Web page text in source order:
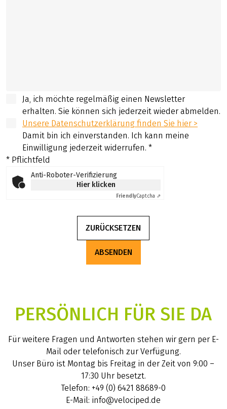
Ja, ich möchte regelmäßig einen Newsletter
erhalten. Sie können sich jederzeit wieder abmelden.
Unsere Datenschutzerklärung finden Sie hier >
Damit bin ich einverstanden. Ich kann meine
Einwilligung jederzeit widerrufen. *
* Pflichtfeld
Anti-Roboter-Verifizierung
Hier klicken
FriendlyCaptcha ⇗
ZURÜCKSETZEN
ABSENDEN
PERSÖNLICH FÜR SIE DA
Für weitere Fragen und Antworten stehen wir gern per E-
Mail oder telefonisch zur Verfügung.
Unser Büro ist Montag bis Freitag in der Zeit von 9:00 –
17:30 Uhr besetzt.
Telefon: +49 (0) 6421 88689-0
E-Mail: info@velociped.de